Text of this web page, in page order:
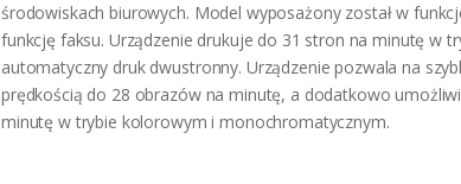
środowiskach biurowych. Model wyposażony został w
funkcję faksu. Urządzenie drukuje do 31 stron na minutę w
automatyczny druk dwustronny. Urządzenie pozwala na
prędkością do 28 obrazów na minutę, a dodatkowo
minutę w trybie kolorowym i monochromatycznym.